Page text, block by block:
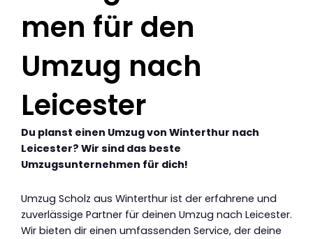
men für den
Umzug nach
Leicester
Du planst einen Umzug von Winterthur nach
Leicester? Wir sind das beste
Umzugsunternehmen für dich!
Umzug Scholz aus Winterthur ist der erfahrene und
zuverlässige Partner für deinen Umzug nach Leicester.
Wir bieten dir einen umfassenden Service, der deine